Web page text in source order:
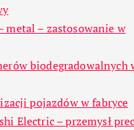
metal – zastosowanie w
biodegradowalnych
pojazdów w fabryce
Electric – przemysł